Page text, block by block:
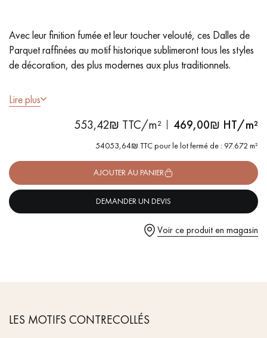
09-8899140
Nos experts sont à votre disposition pour vous guider pas à
pas dans le choix et la pose de votre parquet.
Un expert Décoplus Parquets vous appelle
Demandez un rendez-vous personnalisé
Avec leur finition fumée et leur toucher velouté, ces Dalles de
Parquet raffinées au motif historique sublimeront tous les styles
de décoration, des plus modernes aux plus traditionnels.
- Dimensions 96 x 96 cm
- Fumé, Huile naturelle
- Chanfreins des 4 côtés
- Choix Sélection - rendu homogène, rares nœuds < 10 mm et
- Couche d'usure de 4 mm, équivalente à un parquet massif
1er arrivé ! - 1er servi !
vendu en Lot - Quantité indivisible, vendu dans sa
Lire plus
553,42₪ TTC/m² 469,00₪ HT/m²
54053,64₪ TTC pour le lot fermé de : 97.672 m²
AJOUTER AU PANIER
DEMANDER UN DEVIS
Voir ce produit en magasin
LES MOTIFS CONTRECOLLÉS